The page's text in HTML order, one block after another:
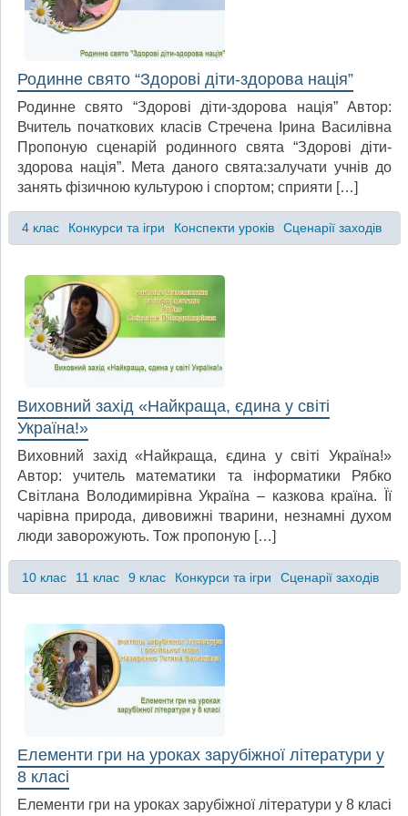
Родинне свято “Здорові діти-здорова нація”
Родинне свято “Здорові діти-здорова нація” Автор:
Вчитель початкових класів Стречена Ірина Василівна
Пропоную сценарій родинного свята “Здорові діти-
здорова нація”. Мета даного свята:залучати учнів до
занять фізичною культурою і спортом; сприяти […]
4 клас Конкурси та ігри Конспекти уроків Сценарії заходів
Виховний захід «Найкраща, єдина у світі
Україна!»
Виховний захід «Найкраща, єдина у світі Україна!»
Автор: учитель математики та інформатики Рябко
Світлана Володимирівна Україна – казкова країна. Її
чарівна природа, дивовижні тварини, незнамні духом
люди заворожують. Тож пропоную […]
10 клас 11 клас 9 клас Конкурси та ігри Сценарії заходів
Елементи гри на уроках зарубіжної літератури у
8 класі
Елементи гри на уроках зарубіжної літератури у 8 класі